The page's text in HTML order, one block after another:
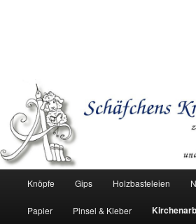
Zum
Inhalt
Zum
sekundären
Knöpfe Gips Holzbasteleien
Papier Pinsel & Kleber